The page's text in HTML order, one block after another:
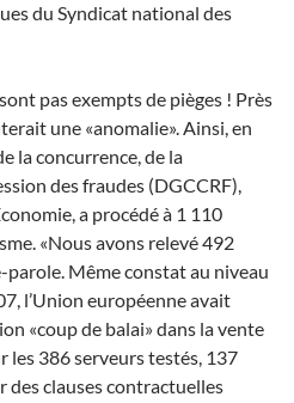
du Syndicat national des
pas exempts de pièges ! Près
une «anomalie». Ainsi, en
la concurrence, de la
des fraudes (DGCCRF),
a procédé à 1 110
«Nous avons relevé 492
parole. Même constat au niveau
l’Union européenne avait
«coup de balai» dans la vente
les 386 serveurs testés, 137
des clauses contractuelles